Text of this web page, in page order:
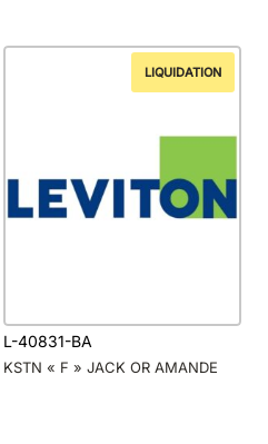
LIQUIDATION
L-40831-BA
KSTN « F » JACK OR AMANDE